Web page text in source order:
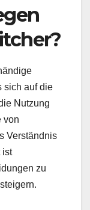
sich auf die
Nutzung
von
Verständnis
ist
zu